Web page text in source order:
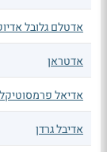
אדטלם גלובל
אדטראן
אדיאל
אדיבל גרדן